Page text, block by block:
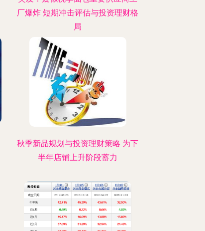
厂爆炸 短期冲击评估与投资理财格
局
秋季新品规划与投资理财策略 为下
半年店铺上升阶段蓄力